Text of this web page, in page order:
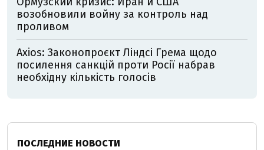
возобновили войну за контроль над
проливом
Axios: Законопроєкт Ліндсі Грема щодо
посилення санкцій проти Росії набрав
необхідну кількість голосів
ПОСЛЕДНИЕ НОВОСТИ